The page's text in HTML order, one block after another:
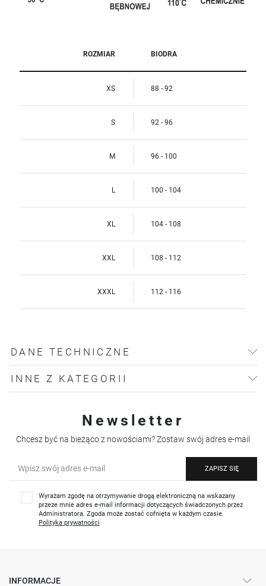
ROZMIAR BIODRA
XS 88 - 92
S 92 - 96
M 96 - 100
L 100 - 104
XL 104 - 108
XXL 108 - 112
XXXL 112 - 116
DANE TECHNICZNE
INNE Z KATEGORII
Newsletter
Chcesz być na bieżąco z nowościami? Zostaw swój adres e-mail
ZAPISZ SIĘ
Wyrażam zgodę na otrzymywanie drogą elektroniczną na wskazany
przeze mnie adres e-mail informacji dotyczących świadczonych przez
Administratora. Zgoda może zostać cofnięta w każdym czasie.
Polityka prywatności
INFORMACJE